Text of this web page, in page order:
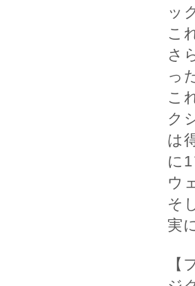
ッ
こ
さ
っ
こ
ク
は
に
ウ
そ
実
【